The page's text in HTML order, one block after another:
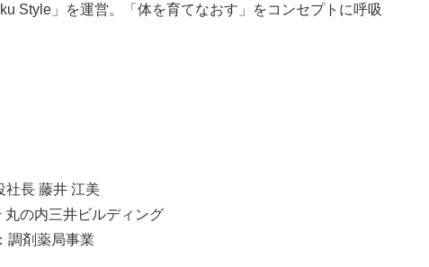
Style」を運営。「体を育てなおす」をコンセプトに呼吸
社長 藤井 江美
の内三井ビルディング
調剤薬局事業